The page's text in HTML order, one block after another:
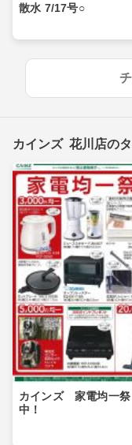
散水 7/17号○
カインズ 花川店の
カインズ 家電均一祭
中！